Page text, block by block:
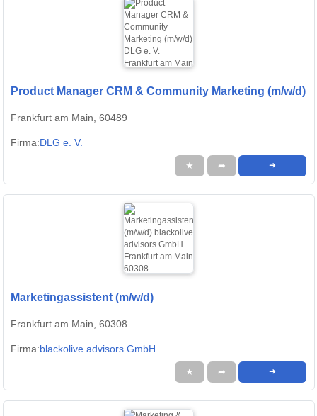
Product Manager CRM & Community Marketing (m/w/d)
Frankfurt am Main, 60489
Firma:DLG e. V.
★ ➦ ➜
Marketingassistent (m/w/d)
Frankfurt am Main, 60308
Firma:blackolive advisors GmbH
★ ➦ ➜